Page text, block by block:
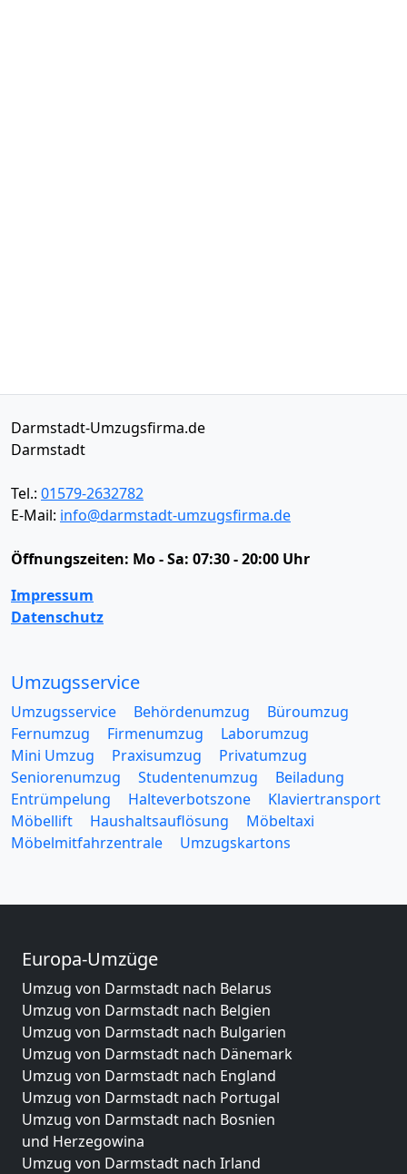
Darmstadt-Umzugsfirma.de
Darmstadt
Tel.: 01579-2632782
E-Mail: info@darmstadt-umzugsfirma.de
Öffnungszeiten: Mo - Sa: 07:30 - 20:00 Uhr
Impressum
Datenschutz
Umzugsservice
Umzugsservice Behördenumzug
Büroumzug
Fernumzug
Firmenumzug
Laborumzug
Mini Umzug
Praxisumzug
Privatumzug
Seniorenumzug
Studentenumzug
Beiladung
Entrümpelung
Halteverbotszone
Klaviertransport
Möbellift
Haushaltsauflösung
Möbeltaxi
Möbelmitfahrzentrale
Umzugskartons
Europa-Umzüge
Umzug von Darmstadt nach Belarus
Umzug von Darmstadt nach Belgien
Umzug von Darmstadt nach Bulgarien
Umzug von Darmstadt nach Dänemark
Umzug von Darmstadt nach England
Umzug von Darmstadt nach Portugal
Umzug von Darmstadt nach Bosnien
und Herzegowina
Umzug von Darmstadt nach Irland